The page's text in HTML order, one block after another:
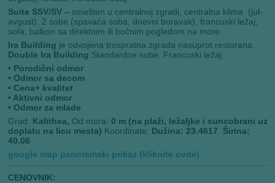
Suite SSV/SV – smešten u centralnoj zgradi, centralna klima (jul-
avgust), 2 sobe (spavaća soba, dnevni boravak), francuski ležaj,
sofa, balkon sa direktnim ili bočnim pogledom na more.
Ira Building je odvojena trospratna zgrada nasuprot restorana.
Double Ira Building Standardne sobe. Francuski ležaj.
• Porodični odmor
• Odmor sa decom
• Cena+ kvalitet
• Aktivni odmor
• Odmor za mlade
Grad: Kalithea, Od mora: 0 m (na plaži, ležaljke i suncobrani uz
doplatu na licu mesta) Koordinate: Dužina: 23.4617 Širina:
40.06
google map panoramski prikaz (kliknite ovde)
CENOVNIK: